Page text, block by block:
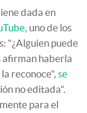
dada en
uno de los
"¿Alguien puede
afirman haberla
reconoce", se
no editada".
para el